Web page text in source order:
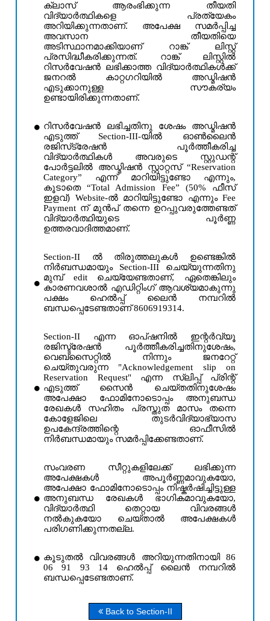
ക്ലാസ് ആരംഭിക്കുന്ന തീയതി
വിദ്യാർത്ഥികളെ പ്രത്യേകം
അറിയിക്കുന്നതാണ്. അപേക്ഷ സമർപ്പിച്ച
അവസാന തീയതിയെ
അടിസ്ഥാനമാക്കിയാണ് റാങ്ക് ലിസ്റ്റ്
പ്രസിദ്ധീകരിക്കുന്നത്. റാങ്ക് ലിസ്റ്റിൽ
റിസർവേഷൻ ലഭിക്കാത്ത വിദ്യാർത്ഥികൾക്ക്
ജനറൽ കാറ്റഗറിയിൽ അഡ്മിഷൻ
എടുക്കാനുള്ള സൗകര്യം
ഉണ്ടായിരിക്കുന്നതാണ്.
റിസർവേഷൻ ലഭിച്ചതിനു ശേഷം അഡ്മിഷൻ
എടുത്ത് Section-III-യിൽ ഓൺലൈൻ
രജിസ്‌ട്രേഷൻ പൂർത്തീകരിച്ച
വിദ്യാർത്ഥികൾ അവരുടെ സ്റ്റുഡന്റ്
പോർട്ടലിൽ അഡ്മിഷൻ സ്റ്റാറ്റസ് “Reservation
Category” എന്ന് മാറിയിട്ടുണ്ടോ എന്നും,
കൂടാതെ “Total Admission Fee” (50% ഫീസ്
ഇളവ്) Website-ൽ മാറിയിട്ടുണ്ടോ എന്നും Fee
Payment ന് മുൻപ് തന്നെ ഉറപ്പുവരുത്തേണ്ടത്
വിദ്യാർത്ഥിയുടെ പൂർണ്ണ
ഉത്തരവാദിത്തമാണ്.
Section-II ൽ തിരുത്തലുകൾ ഉണ്ടെങ്കിൽ
നിർബന്ധമായും Section-III ചെയ്യുന്നതിനു
മുമ്പ് edit ചെയ്യേണ്ടതാണ്, ഏതെങ്കിലും
കാരണവശാൽ എഡിറ്റിംഗ് ആവശ്യമാകുന്നു
പക്ഷം ഹെൽപ്പ് ലൈൻ നമ്പറിൽ
ബന്ധപ്പെടേണ്ടതാണ് 8606919314.
Section-II എന്ന ഓപ്ഷനിൽ ഇന്റർവ്യൂ
രജിസ്ട്രേഷൻ പൂർത്തീകരിച്ചതിനുശേഷം,
വെബ്സൈറ്റിൽ നിന്നും ജനറേറ്റ്
ചെയ്തുവരുന്ന "Acknowledgement slip on
Reservation Request" എന്ന സ്ലിപ്പ് പ്രിന്റ്
എടുത്ത് സൈൻ ചെയ്തതിനുശേഷം
അപേക്ഷാ ഫോമിനോടൊപ്പം അനുബന്ധ
രേഖകൾ സഹിതം പ്രസ്തുത മാസം തന്നെ
കോളേജിലെ തുടർവിദ്യാഭ്യാസ
ഉപകേന്ദ്രത്തിന്റെ ഓഫീസിൽ
നിർബന്ധമായും സമർപ്പിക്കേണ്ടതാണ്.
സംവരണ സീറ്റുകളി‌ലേക്ക് ലഭിക്കുന്ന
അപേക്ഷകൾ അപൂർണ്ണമാവുകയോ,
അപേക്ഷാ ഫോമിനോടൊപ്പം നിഷ്കർഷിച്ചിട്ടുള്ള
അനുബന്ധ രേഖകൾ ഭാഗികമാവുകയോ,
വിദ്യാർത്ഥി തെറ്റായ വിവരങ്ങൾ
നൽകുകയോ ചെയ്താൽ അപേക്ഷകൾ
പരിഗണിക്കുന്നതല്ല.
കൂടുതൽ വിവരങ്ങൾ അറിയുന്നതിനായി 86
06 91 93 14 ഹെൽപ്പ് ലൈൻ നമ്പറിൽ
ബന്ധപ്പെടേണ്ടതാണ്.
Back to Section-II